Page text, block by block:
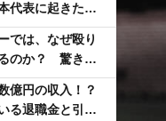
代表に起きたプ
では、なぜ殴り
のか？ 驚きの
グ」ルールにつ
億円の収入！？
る退職金と引退